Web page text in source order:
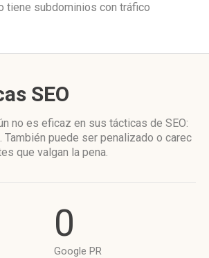
tiene subdominios con tráfico
SEO
no es eficaz en sus tácticas de SEO:
También puede ser penalizado o carec
que valgan la pena.
0
Google PR